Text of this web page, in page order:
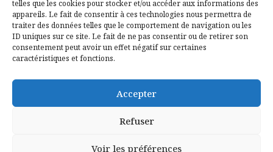
telles que les cookies pour stocker et/ou accéder aux informations des
appareils. Le fait de consentir à ces technologies nous permettra de
traiter des données telles que le comportement de navigation ou les
ID uniques sur ce site. Le fait de ne pas consentir ou de retirer son
consentement peut avoir un effet négatif sur certaines
caractéristiques et fonctions.
Accepter
Refuser
Voir les préférences
Politique de confidentialité